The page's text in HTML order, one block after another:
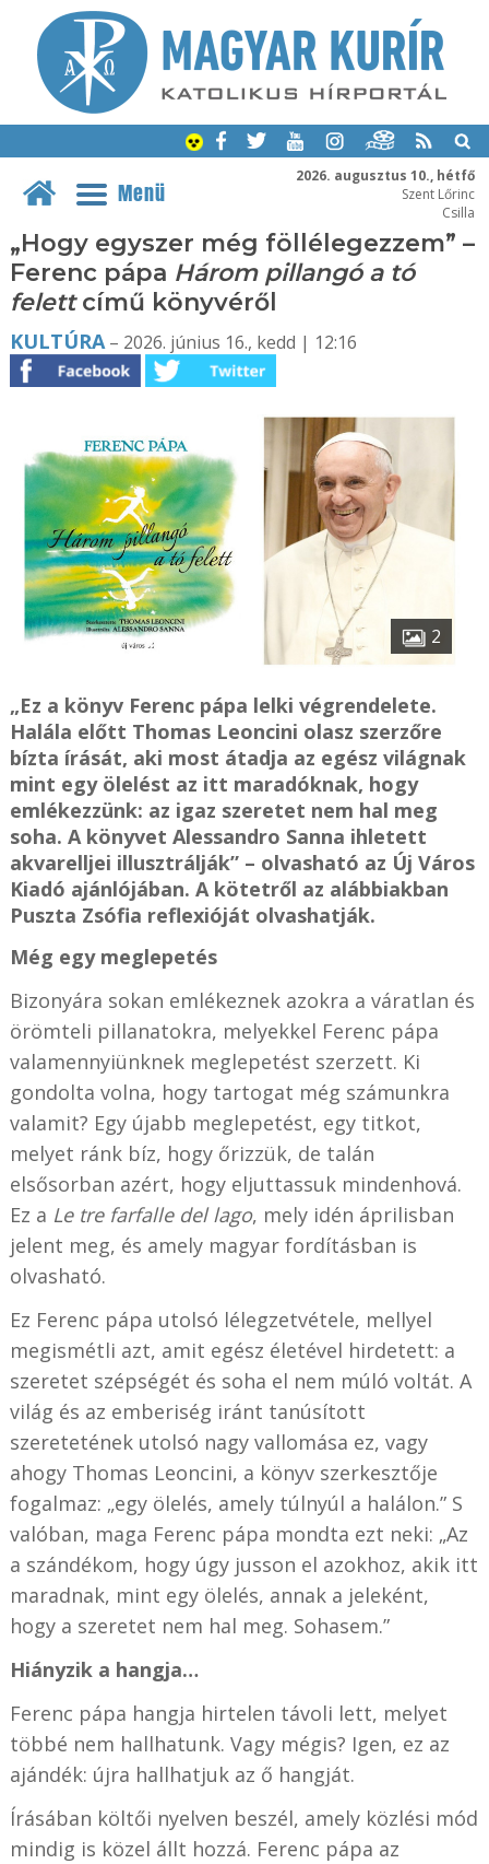
2026. augusztus 10., hétfő
Szent Lőrinc
Csilla
Menü
„Hogy egyszer még föllélegezzem” –
Ferenc pápa Három pillangó a tó
felettcímű könyvéről
KULTÚRA– 2026. június 16., kedd | 12:16
2
„Ez a könyv Ferenc pápa lelki végrendelete.
Halála előtt Thomas Leoncini olasz szerzőre
bízta írását, aki most átadja az egész világnak
mint egy ölelést az itt maradóknak, hogy
emlékezzünk: az igaz szeretet nem hal meg
soha. A könyvet Alessandro Sanna ihletett
akvarelljei illusztrálják” – olvasható az Új Város
Kiadó ajánlójában. A kötetről az alábbiakban
Puszta Zsófia reflexióját olvashatják.
Még egy meglepetés
Bizonyára sokan emlékeznek azokra a váratlan és
örömteli pillanatokra, melyekkel Ferenc pápa
valamennyiünknek meglepetést szerzett. Ki
gondolta volna, hogy tartogat még számunkra
valamit? Egy újabb meglepetést, egy titkot,
melyet ránk bíz, hogy őrizzük, de talán
elsősorban azért, hogy eljuttassuk mindenhová.
Ez a Le tre farfalle del lago, mely idén áprilisban
jelent meg, és amely magyar fordításban is
olvasható.
Ez Ferenc pápa utolsó lélegzetvétele, mellyel
megismétli azt, amit egész életével hirdetett: a
szeretet szépségét és soha el nem múló voltát. A
világ és az emberiség iránt tanúsított
szeretetének utolsó nagy vallomása ez, vagy
ahogy Thomas Leoncini, a könyv szerkesztője
fogalmaz: „egy ölelés, amely túlnyúl a halálon.” S
valóban, maga Ferenc pápa mondta ezt neki: „Az
a szándékom, hogy úgy jusson el azokhoz, akik itt
maradnak, mint egy ölelés, annak a jeleként,
hogy a szeretet nem hal meg. Sohasem.”
Hiányzik a hangja…
Ferenc pápa hangja hirtelen távoli lett, melyet
többé nem hallhatunk. Vagy mégis? Igen, ez az
ajándék: újra hallhatjuk az ő hangját.
Írásában költői nyelven beszél, amely közlési mód
mindig is közel állt hozzá. Ferenc pápa az